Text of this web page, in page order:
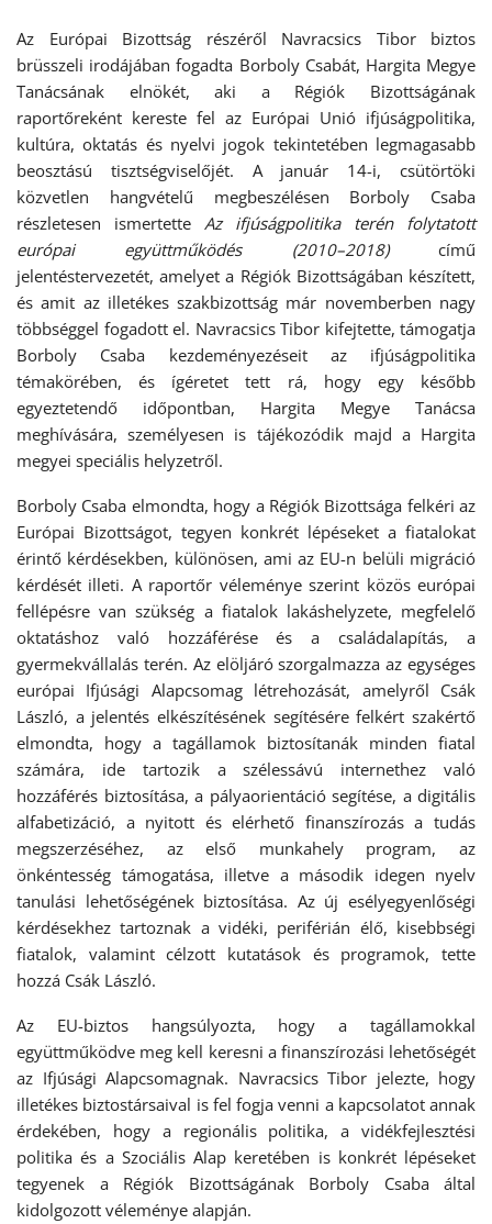
Az Európai Bizottság részéről Navracsics Tibor biztos
brüsszeli irodájában fogadta Borboly Csabát, Hargita Megye
Tanácsának elnökét, aki a Régiók Bizottságának
raportőreként kereste fel az Európai Unió ifjúságpolitika,
kultúra, oktatás és nyelvi jogok tekintetében legmagasabb
beosztású tisztségviselőjét. A január 14-i, csütörtöki
közvetlen hangvételű megbeszélésen Borboly Csaba
részletesen ismertette Az ifjúságpolitika terén folytatott
európai együttműködés (2010–2018)című
jelentéstervezetét, amelyet a Régiók Bizottságában készített,
és amit az illetékes szakbizottság már novemberben nagy
többséggel fogadott el. Navracsics Tibor kifejtette, támogatja
Borboly Csaba kezdeményezéseit az ifjúságpolitika
témakörében, és ígéretet tett rá, hogy egy később
egyeztetendő időpontban, Hargita Megye Tanácsa
meghívására, személyesen is tájékozódik majd a Hargita
megyei speciális helyzetről.
Borboly Csaba elmondta, hogy a Régiók Bizottsága felkéri az
Európai Bizottságot, tegyen konkrét lépéseket a fiatalokat
érintő kérdésekben, különösen, ami az EU-n belüli migráció
kérdését illeti. A raportőr véleménye szerint közös európai
fellépésre van szükség a fiatalok lakáshelyzete, megfelelő
oktatáshoz való hozzáférése és a családalapítás, a
gyermekvállalás terén. Az elöljáró szorgalmazza az egységes
európai Ifjúsági Alapcsomag létrehozását, amelyről Csák
László, a jelentés elkészítésének segítésére felkért szakértő
elmondta, hogy a tagállamok biztosítanák minden fiatal
számára, ide tartozik a szélessávú internethez való
hozzáférés biztosítása, a pályaorientáció segítése, a digitális
alfabetizáció, a nyitott és elérhető finanszírozás a tudás
megszerzéséhez, az első munkahely program, az
önkéntesség támogatása, illetve a második idegen nyelv
tanulási lehetőségének biztosítása. Az új esélyegyenlőségi
kérdésekhez tartoznak a vidéki, periférián élő, kisebbségi
fiatalok, valamint célzott kutatások és programok, tette
hozzá Csák László.
Az EU-biztos hangsúlyozta, hogy a tagállamokkal
együttműködve meg kell keresni a finanszírozási lehetőségét
az Ifjúsági Alapcsomagnak. Navracsics Tibor jelezte, hogy
illetékes biztostársaival is fel fogja venni a kapcsolatot annak
érdekében, hogy a regionális politika, a vidékfejlesztési
politika és a Szociális Alap keretében is konkrét lépéseket
tegyenek a Régiók Bizottságának Borboly Csaba által
kidolgozott véleménye alapján.